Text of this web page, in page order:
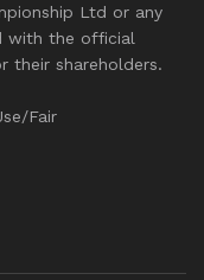
Ltd or any
with the official
their shareholders.
Fair